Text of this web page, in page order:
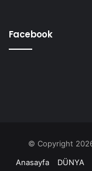
Facebook
© Copyright
Anasayfa
DÜNYA